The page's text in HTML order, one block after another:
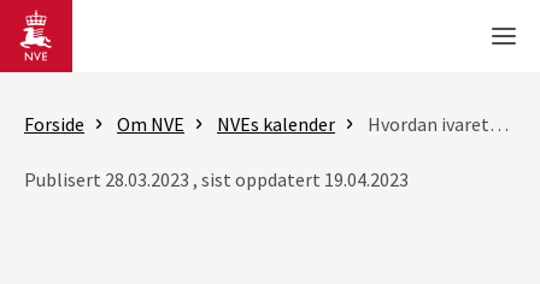
Gå til hovedinnhold
Forside Om NVE NVEs kalender Hvordan ivareta sikkerhet mot kvikkleireskred i arealplan og byggesak?
Publisert 28.03.2023 , sist oppdatert 19.04.2023